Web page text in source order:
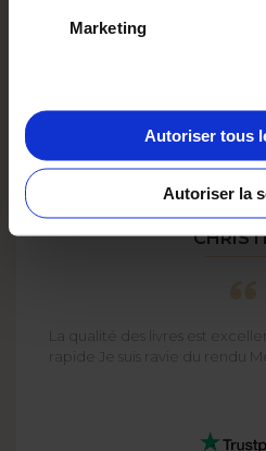
Marketing
Autoriser tous
Autoriser la
La qualité des livres est
rapide Je suis ravie du rendu